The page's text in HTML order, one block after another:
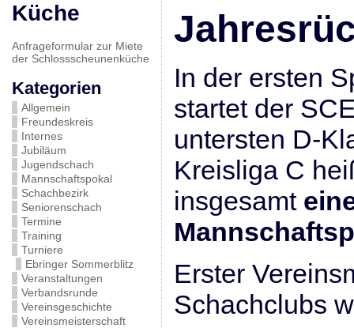
Küche
Anfrageformular zur Miete
der Schlossscheunenküche
Kategorien
Allgemein
Freundeskreis
Internes
Jubiläum
Jugendschach
Mannschaftspokal
Schachbezirk
Seniorenschach
Termine
Training
Turniere
Ebringer Sommerblitz
Veranstaltungen
Verbandsrunde
Vereinsgeschichte
Vereinsmeisterschaft
In der ersten
startet der
untersten D-
Kreisliga C
insgesamt
Erster
Schachclubs